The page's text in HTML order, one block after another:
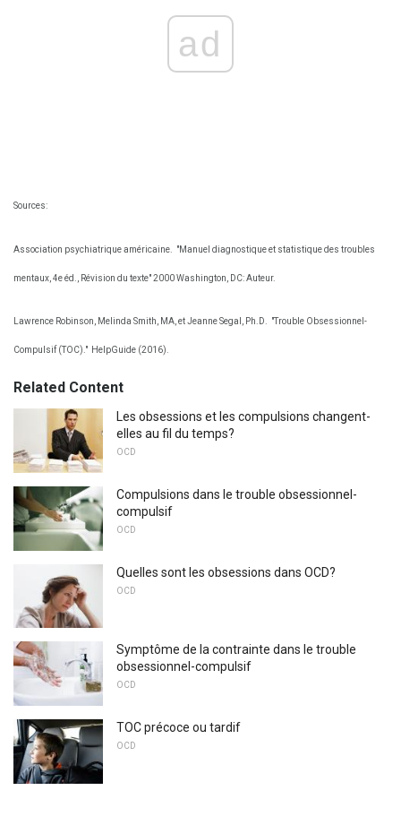
ad
Sources:
Association psychiatrique américaine. "Manuel diagnostique et statistique des troubles
mentaux, 4e éd., Révision du texte" 2000 Washington, DC: Auteur.
Lawrence Robinson, Melinda Smith, MA, et Jeanne Segal, Ph.D. "Trouble Obsessionnel-
Compulsif (TOC)." HelpGuide (2016).
Related Content
Les obsessions et les compulsions changent-
elles au fil du temps?
OCD
Compulsions dans le trouble obsessionnel-
compulsif
OCD
Quelles sont les obsessions dans OCD?
OCD
Symptôme de la contrainte dans le trouble
obsessionnel-compulsif
OCD
TOC précoce ou tardif
OCD